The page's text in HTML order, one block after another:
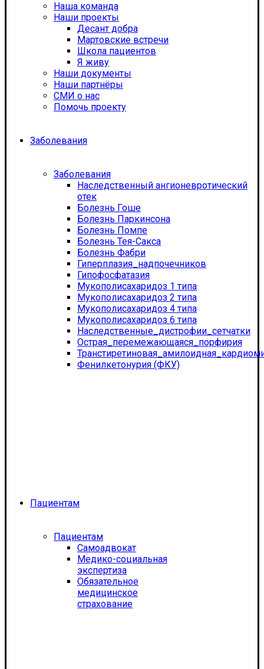
Наша команда
Наши проекты
Десант добра
Мартовские встречи
Школа пациентов
Я живу
Наши документы
Наши партнёры
СМИ о нас
Помочь проекту
Заболевания
Заболевания
Наследственный ангионевротический
отек
Болезнь Гоше
Болезнь Паркинсона
Болезнь Помпе
Болезнь Тея-Сакса
Болезнь Фабри
Гиперплазия_надпочечников
Гипофосфатазия
Мукополисахаридоз 1 типа
Мукополисахаридоз 2 типа
Мукополисахаридоз 4 типа
Мукополисахаридоз 6 типа
Наследственные_дистрофии_сетчатки
Острая_перемежающаяся_порфирия
Фенилкетонурия (ФКУ)
Пациентам
Пациентам
Самоадвокат
Медико-социальная
экспертиза
Обязательное
медицинское
страхование